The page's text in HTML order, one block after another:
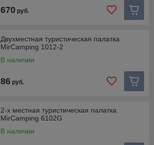
670 руб.
Двухместная туристическая палатка
MirCamping 1012-2
В наличии
86 руб.
2-х местная туристическая палатка
MirCamping 6102G
В наличии